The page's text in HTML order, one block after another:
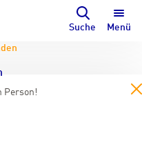
Suche Menü
Person!